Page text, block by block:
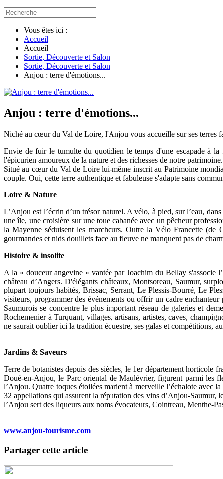
Vous êtes ici :
Accueil
Accueil
Sortie, Découverte et Salon
Sortie, Découverte et Salon
Anjou : terre d'émotions...
Anjou : terre d'émotions...
Niché au cœur du Val de Loire, l'Anjou vous accueille sur ses terres
Envie de fuir le tumulte du quotidien le temps d'une escapade à
l'épicurien amoureux de la nature et des richesses de notre patrimoine.
Situé au cœur du Val de Loire lui-même inscrit au Patrimoine
couple. Oui, cette terre authentique et fabuleuse s'adapte sans
Loire & Nature
L’Anjou est l’écrin d’un trésor naturel. A vélo, à pied, sur l’eau,
une île, une croisière sur une toue cabanée avec un pêcheur
la Mayenne séduisent les marcheurs. Outre la Vélo Francette
gourmandes et nids douillets face au fleuve ne manquent pas de
Histoire & insolite
A la « douceur angevine » vantée par Joachim du Bellay s'associe
château d’Angers. D'élégants châteaux, Montsoreau, Saumur,
plupart toujours habités, Brissac, Serrant, Le Plessis-Bourré, Le
visiteurs, programmer des événements ou offrir un cadre
Saumurois se concentre le plus important réseau de galeries et
Rochemenier à Turquant, villages, artisans, artistes, caves,
ne saurait oublier ici la tradition équestre, ses galas et compétitions,
Jardins & Saveurs
Terre de botanistes depuis des siècles, le 1er département
Doué-en-Anjou, le Parc oriental de Maulévrier, figurent parmi les
l’Anjou. Quatre toques étoilées marient à merveille l’échalote avec
32 appellations qui assurent la réputation des vins d’Anjou-Saumur,
l’Anjou sert des liqueurs aux noms évocateurs, Cointreau, Menthe-
www.anjou-tourisme.com
Partager cette article